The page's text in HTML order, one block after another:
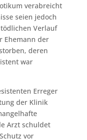
verabreicht
seien jedoch
Verlauf
Ehemann der
deren
war
Erreger
der Klinik
Arzt schuldet
vor